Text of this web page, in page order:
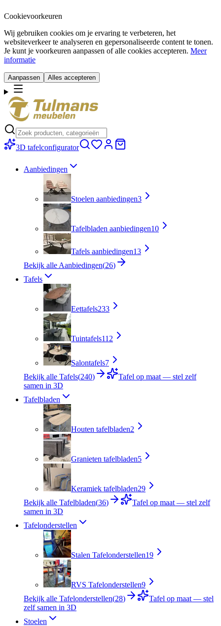
Cookievoorkeuren
Wij gebruiken cookies om je ervaring te verbeteren, het
websiteverkeer te analyseren en gepersonaliseerde content te tonen.
Je kunt je voorkeuren aanpassen of alle cookies accepteren. Meer
informatie
Aanpassen Alles accepteren
3D tafelconfigurator
Aanbiedingen
Stoelen aanbiedingen3
Tafelbladen aanbiedingen10
Tafels aanbiedingen13
Bekijk alle Aanbiedingen(26)
Tafels
Eettafels233
Tuintafels112
Salontafels7
Bekijk alle Tafels(240)
Tafel op maat — stel zelf
samen in 3D
Tafelbladen
Houten tafelbladen2
Granieten tafelbladen5
Keramiek tafelbladen29
Bekijk alle Tafelbladen(36)
Tafel op maat — stel zelf
samen in 3D
Tafelonderstellen
Stalen Tafelonderstellen19
RVS Tafelonderstellen9
Bekijk alle Tafelonderstellen(28)
Tafel op maat — stel
zelf samen in 3D
Stoelen